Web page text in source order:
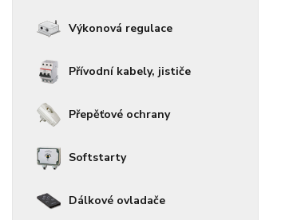
Výkonová regulace
Přívodní kabely, jističe
Přepěťové ochrany
Softstarty
Dálkové ovladače